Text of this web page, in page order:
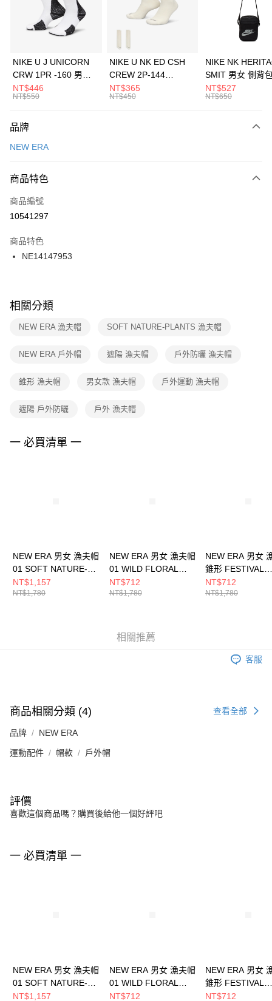
合作金庫商業銀行
第一商業銀行
華南商業銀行
彰化商業銀行
上海商業儲蓄銀行
元大商業銀行
台灣樂天信用卡公司
Apple Pay
全盈+PAY
AFTEE先享後付
【關於「AFTEE先享後付」】
便利好安心！
３．安心：先確認商品／服務後，再付款。
【「AFTEE先享後付」結帳流程】
１．於結帳方式選擇「AFTEE先享後付」後，將跳轉至「AFTEE先享後付」
２．訂單成立數日內，您將收到繳費通知簡訊。
３．收到繳費通知簡訊後14天內，點擊此簡訊中的連結，可透過四大超商／
ATM／網路銀行／等多元方式進行付款，方視為交易完成。
※ 交易是否成功請以「AFTEE先享後付 」之結帳頁面顯示為準，若有關於
是否繳費成功／繳費後需取消欲退款等相關疑問，請聯繫「AFTEE先享後付
客戶支援中心」https://netprotections.freshdesk.com/support/home
１．透過由恩沛科技股份有限公司提供之「AFTEE先享後付」服務完成之交
權轉讓予恩沛科技股份有限公司。
３．未成年的使用者請事先徵得法定代理人或監護人之同意方可使用
４．使用「AFTEE先享後付」時，將依據個別帳號之用戶狀況，依本公司即
運送方式
每筆NT$100，滿NT$1,500(含以上)免運費
宅配
每筆NT$100，滿NT$1,500(含以上)免運費
付款後門市自取
每筆NT$100，滿NT$1,500(含以上)免運費
NIKE U J UNICORN
CRW 1PR -160 男女
中統襪 FZ3393100
NT$446
NT$550
NIKE U NK ED CSH
CREW 2P-144
EMBRDY 男女 短統襪
FZ3073133
NT$365
NT$450
NIKE NK
SMIT 男女 側背
BA5871010
NT$527
NT$650
品牌
NEW ERA
商品特色
商品編號
10541297
商品特色
NE14147953
相關分類
NEW ERA 漁夫帽 SOFT NATURE-PLANTS 漁夫帽
NEW ERA 戶外帽 遮陽 漁夫帽 戶外防曬 漁夫帽
錐形 漁夫帽 男女款 漁夫帽 戶外運動 漁夫帽
遮陽 戶外防曬 戶外 漁夫帽
一 必買清單 一
NEW ERA 男女 漁夫帽
01 SOFT NATURE-
LINEN NEW ERA
NE14147993
NT$1,157
NT$1,780
NEW ERA 男女 漁夫帽
01 WILD FLORAL
NEW ERA
NE13956945
NT$712
NT$1,780
NEW ERA 男女
錐形 FESTIVAL
FLORAL NEW
NE13956929
NT$712
NT$1,780
相關推薦
客服
商品相關分類 (4) 查看全部
品牌 NEW ERA
運動配件 帽款 戶外帽
評價
喜歡這個商品嗎？購買後給他一個好評吧
一 必買清單 一
NEW ERA 男女 漁夫帽
01 SOFT NATURE-
LINEN NEW ERA
NT$1,157
NEW ERA 男女 漁夫帽
01 WILD FLORAL
NEW ERA
NT$712
NEW ERA 男女
錐形 FESTIVAL
FLORAL NEW
NT$712